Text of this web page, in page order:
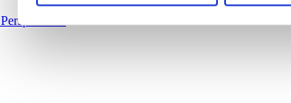
Perspektiven